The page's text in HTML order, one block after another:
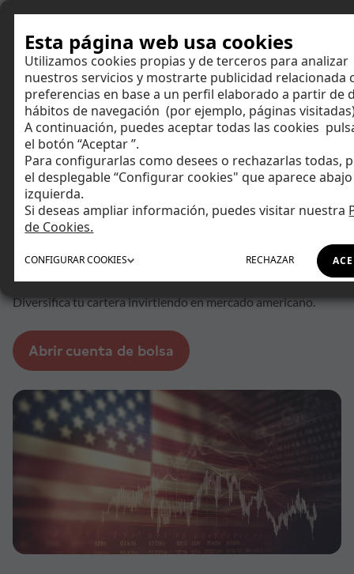
Esta página web usa cookies
Utilizamos cookies propias y de terceros para analizar
nuestros servicios y mostrarte publicidad relacionada
preferencias en base a un perfil elaborado a partir de
hábitos de navegación (por ejemplo, páginas
A continuación, puedes aceptar todas las cookies
el botón “Aceptar ”.
Para configurarlas como desees o rechazarlas todas,
el desplegable “Configurar cookies" que aparece
izquierda.
Si deseas ampliar información, puedes visitar nuestra
de Cookies.
RECHAZAR
CONFIGURARCOOKIES
Ahorrar
Invertir
Financiación
Formación
Síguenos
Blog
Aplicable a las acciones
6/6
Este número es indicativo del
riesgo del producto, siendo
1/6 indicativo de menor riesgo
y 6/6 de mayor riesgo
La alerta de complejidad es
aplicable al producto de
operativa apalancada (Cuenta
Tentuplica).
Producto financiero que no es
sencillo y puede ser dificil de
Invertir
en mercado americano
Diversifica tu cartera invirtiendo en mercado americano.
Abrir cuenta de bolsa